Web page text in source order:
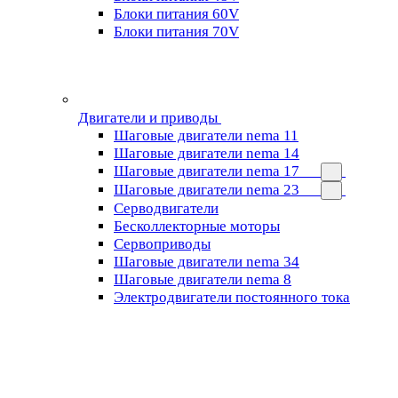
Блоки питания 60V
Блоки питания 70V
Двигатели и приводы
Шаговые двигатели nema 11
Шаговые двигатели nema 14
Шаговые двигатели nema 17
Шаговые двигатели nema 23
Cерводвигатели
Бесколлекторные моторы
Сервоприводы
Шаговые двигатели nema 34
Шаговые двигатели nema 8
Электродвигатели постоянного тока